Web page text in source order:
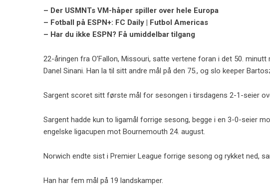
– Der USMNTs VM-håper spiller over hele Europa
– Fotball på ESPN+: FC Daily | Futbol Americas
– Har du ikke ESPN? Få umiddelbar tilgang
22-åringen fra O’Fallon, Missouri, satte vertene foran i det 50.
Danel Sinani. Han la til sitt andre mål på den 75., og slo keeper
Sargent scoret sitt første mål for sesongen i tirsdagens 2-1-seier
Sargent hadde kun to ligamål forrige sesong, begge i en 3-0-seier
engelske ligacupen mot Bournemouth 24. august.
Norwich endte sist i Premier League forrige sesong og rykket ned,
Han har fem mål på 19 landskamper.